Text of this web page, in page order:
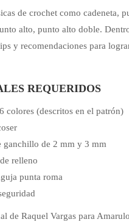
de crochet como cadeneta,
alto, punto alto doble.
y recomendaciones para
REQUERIDOS
colores (descritos en el patrón)
ganchillo de 2 mm y 3 mm
relleno
punta roma
de Raquel Vargas para